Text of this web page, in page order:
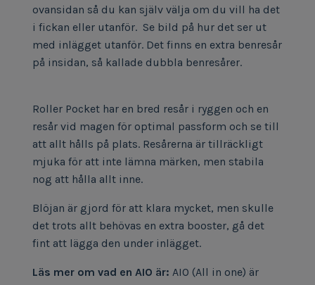
ovansidan så du kan själv välja om du vill ha det
i fickan eller utanför. Se bild på hur det ser ut
med inlägget utanför. Det finns en extra benresår
på insidan, så kallade dubbla benresårer.
Roller Pocket har en bred resår i ryggen och en
resår vid magen för optimal passform och se till
att allt hålls på plats. Resårerna är tillräckligt
mjuka för att inte lämna märken, men stabila
nog att hålla allt inne.
Blöjan är gjord för att klara mycket, men skulle
det trots allt behövas en extra booster, gå det
fint att lägga den under inlägget.
Läs mer om vad en AIO är: AIO (All in one) är